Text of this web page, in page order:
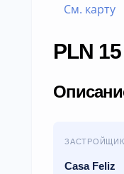
См. карту
PLN
ЗАСТРОЙЩИК
Casa Feliz